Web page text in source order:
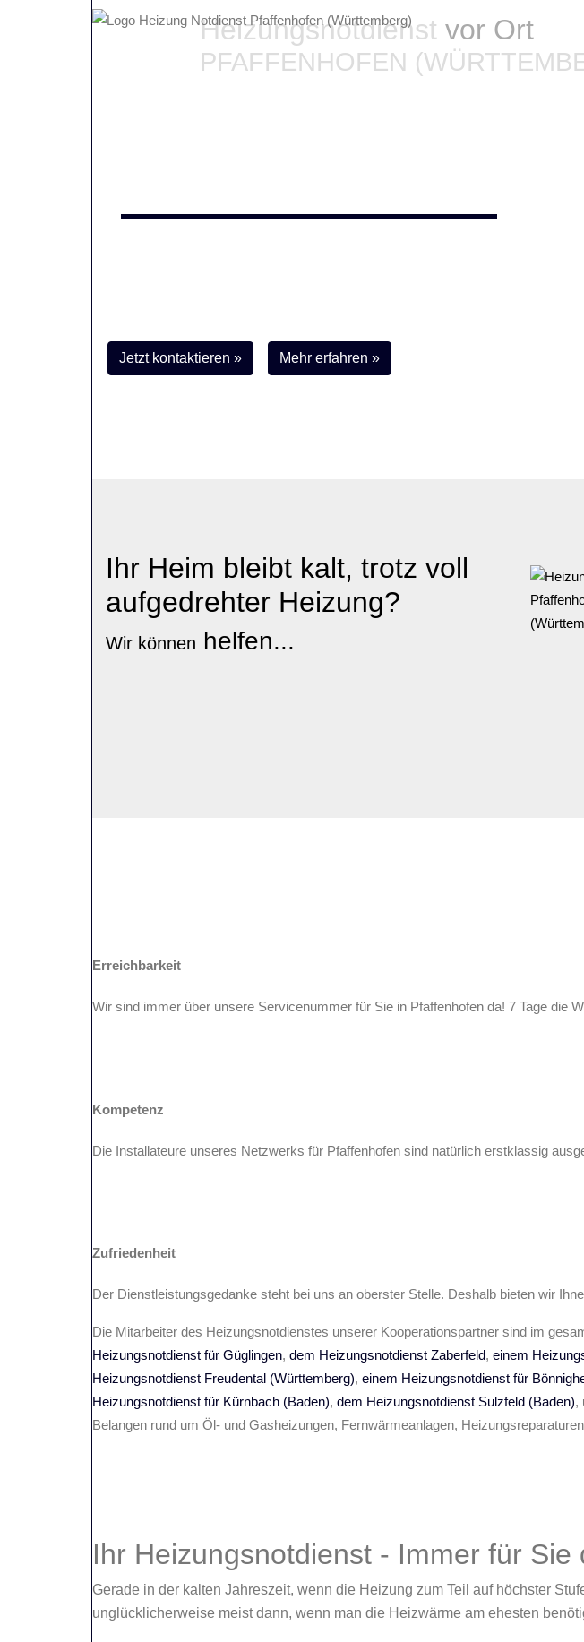
Heizungsnotdienst vor Ort
PFAFFENHOFEN
Jetzt kontaktieren » Mehr erfahren »
Ihr Heim bleibt kalt, trotz voll
aufgedrehter Heizung?
Wir können helfen...
Erreichbarkeit
Wir sind immer über unsere Servicenummer für Sie in Pfaffenhofen da! 7 Tage die
Kompetenz
Die Installateure unseres Netzwerks für Pfaffenhofen sind natürlich erstklassig
Zufriedenheit
Der Dienstleistungsgedanke steht bei uns an oberster Stelle. Deshalb bieten wir
Die Mitarbeiter des Heizungsnotdienstes unserer Kooperationspartner sind im
Heizungsnotdienst für Güglingen, dem Heizungsnotdienst Zaberfeld, einem
Heizungsnotdienst Freudental (Württemberg), einem Heizungsnotdienst für
Heizungsnotdienst für Kürnbach (Baden), dem Heizungsnotdienst Sulzfeld (Baden),
Belangen rund um Öl- und Gasheizungen, Fernwärmeanlagen,
Ihr Heizungsnotdienst - Immer für Sie
Gerade in der kalten Jahreszeit, wenn die Heizung zum Teil auf höchster
unglücklicherweise meist dann, wenn man die Heizwärme am ehesten